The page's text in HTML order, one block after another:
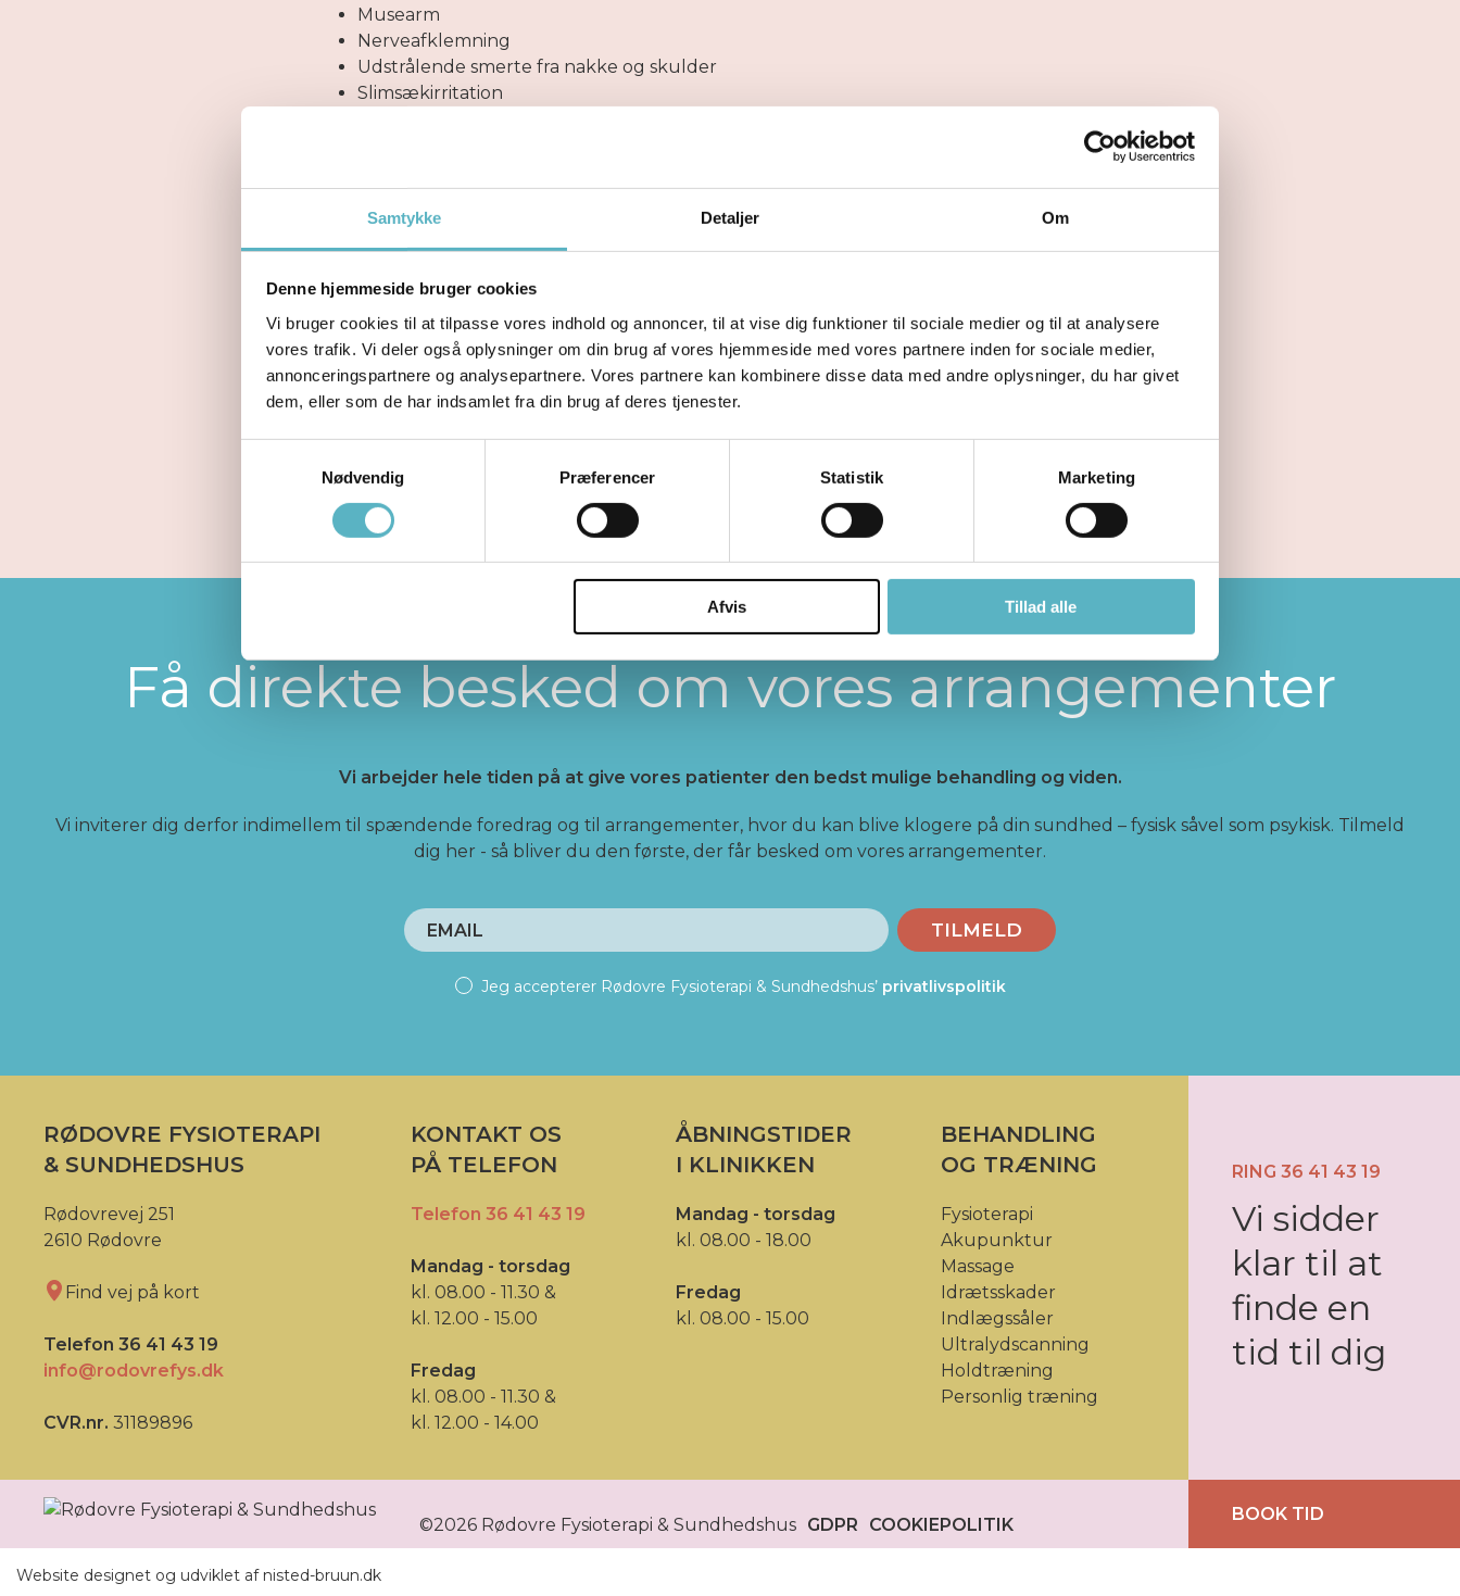
Samtykke Detaljer Om
Denne hjemmeside bruger cookies
Vi bruger cookies til at tilpasse vores indhold og annoncer, til at vise dig funktioner til sociale medier og til at analysere
vores trafik. Vi deler også oplysninger om din brug af vores hjemmeside med vores partnere inden for sociale medier,
annonceringspartnere og analysepartnere. Vores partnere kan kombinere disse data med andre oplysninger, du har givet
dem, eller som de har indsamlet fra din brug af deres tjenester.
Nødvendig
Præferencer Statistik Marketing
Afvis Tillad alle
Musearm
Nerveafklemning
Udstrålende smerte fra nakke og skulder
Slimsækirritation
En behandling kan blandt andet bestå af
Patientuddannelse vedrørende smerter
Manuel behandling af muskler og led
Øvelsesinstruktion og vejledning i træningsøvelser
Instruktion og vejledning i ergonomi
BOOK TID
Få direkte besked om vores arrangementer
Vi arbejder hele tiden på at give vores patienter den bedst mulige behandling og viden.
Vi inviterer dig derfor indimellem til spændende foredrag og til arrangementer, hvor du kan blive klogere på din sundhed – fysisk såvel som psykisk. Tilmeld
dig her - så bliver du den første, der får besked om vores arrangementer.
TILMELD
Jeg accepterer Rødovre Fysioterapi & Sundhedshus’ privatlivspolitik
RØDOVRE FYSIOTERAPI
& SUNDHEDSHUS
Rødovrevej 251
2610 Rødovre
Find vej på kort
Telefon 36 41 43 19
info@rodovrefys.dk
CVR.nr. 31189896
KONTAKT OS
PÅ TELEFON
Telefon 36 41 43 19
Mandag - torsdag
kl. 08.00 - 11.30 &
kl. 12.00 - 15.00
Fredag
kl. 08.00 - 11.30 &
kl. 12.00 - 14.00
ÅBNINGSTIDER
I KLINIKKEN
Mandag - torsdag
kl. 08.00 - 18.00
Fredag
kl. 08.00 - 15.00
BEHANDLING
OG TRÆNING
Fysioterapi
Akupunktur
Massage
Idrætsskader
Indlægssåler
Ultralydscanning
Holdtræning
Personlig træning
RING 36 41 43 19
Vi sidder
klar til at
finde en
tid til dig
©2026 Rødovre Fysioterapi & Sundhedshus GDPR COOKIEPOLITIK
BOOK TID
Website designet og udviklet af nisted-bruun.dk